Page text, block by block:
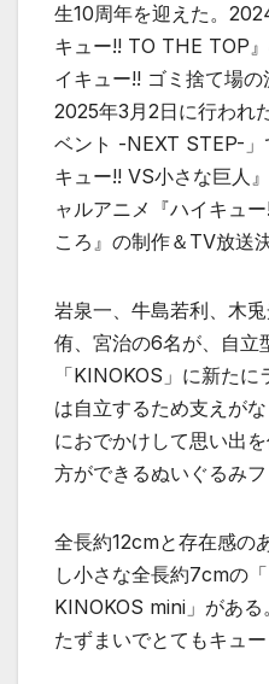
生10周年を迎えた。
キュー!! TO THE TOP
イキュー!! ゴミ捨て場の
2025年3月2日に行われ
ベント -NEXT STEP-」
キュー!! VS小さな巨人
ャルアニメ『ハイキュ
ころ』の制作＆TV放送
岩泉一、牛島若利、木
侑、宮治の6名が、自立
「KINOKOS」に新た
は自立するため支えが
におでかけして思い出
方ができるぬいぐるみフ
全長約12cmと存在感の
し小さな全長約7cmの
KINOKOS mini」があ
たずまいでとてもキュー